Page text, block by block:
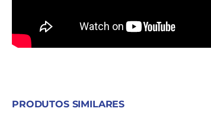
PRODUTOS SIMILARES